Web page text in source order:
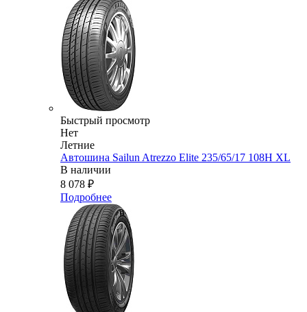
Быстрый просмотр
Нет
Летние
Автошина Sailun Atrezzo Elite 235/65/17 108H XL
В наличии
8 078 ₽
Подробнее